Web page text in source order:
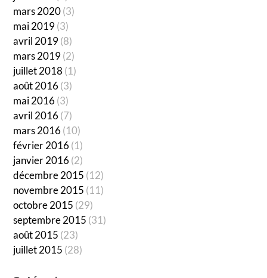
mars 2020(3)
mai 2019(3)
avril 2019(8)
mars 2019(2)
juillet 2018 (1)
août 2016(3)
mai 2016(3)
avril 2016(7)
mars 2016(10)
février 2016(1)
janvier 2016(2)
décembre 2015 (12)
novembre 2015 (11)
octobre 2015 (29)
septembre 2015 (31)
août 2015 (23)
juillet 2015 (28)